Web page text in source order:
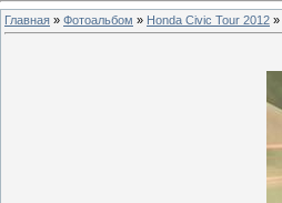
Главная » Фотоальбом » Honda Civic Tour 2012 »